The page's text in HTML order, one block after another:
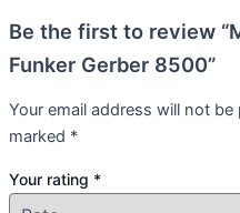
Be the first to review
Funker Gerber 8500”
Your email address will not be
marked *
Your rating *